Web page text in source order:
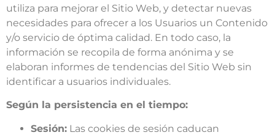
utiliza para mejorar el Sitio Web, y detectar nuevas
necesidades para ofrecer a los Usuarios un Contenido
y/o servicio de óptima calidad. En todo caso, la
información se recopila de forma anónima y se
elaboran informes de tendencias del Sitio Web sin
identificar a usuarios individuales.
Según la persistencia en el tiempo:
Sesión: Las cookies de sesión caducan